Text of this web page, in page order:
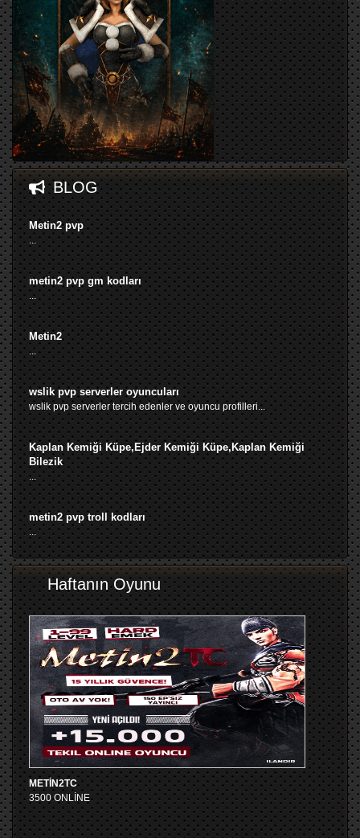
BLOG
Metin2 pvp
...
metin2 pvp gm kodları
...
Metin2
...
wslik pvp serverler oyuncuları
wslik pvp serverler tercih edenler ve oyuncu profilleri...
Kaplan Kemiği Küpe,Ejder Kemiği Küpe,Kaplan Kemiği
Bilezik
...
metin2 pvp troll kodları
...
Haftanın Oyunu
METİN2TC
3500 ONLİNE